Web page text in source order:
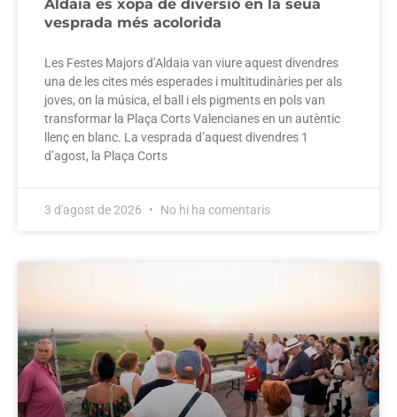
Aldaia es xopa de diversió en la seua
vesprada més acolorida
Les Festes Majors d’Aldaia van viure aquest divendres
una de les cites més esperades i multitudinàries per als
joves, on la música, el ball i els pigments en pols van
transformar la Plaça Corts Valencianes en un autèntic
llenç en blanc. La vesprada d’aquest divendres 1
d’agost, la Plaça Corts
3 d'agost de 2026 No hi ha comentaris